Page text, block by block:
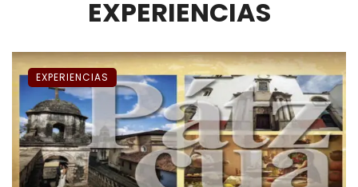
EXPERIENCIAS
EXPERIENCIAS